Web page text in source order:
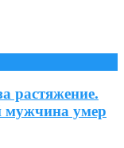
растяжение.
мужчина умер